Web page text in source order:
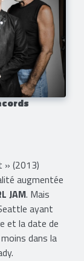
» (2013)
augmentée
JAM. Mais
ayant
et la date de
dans la